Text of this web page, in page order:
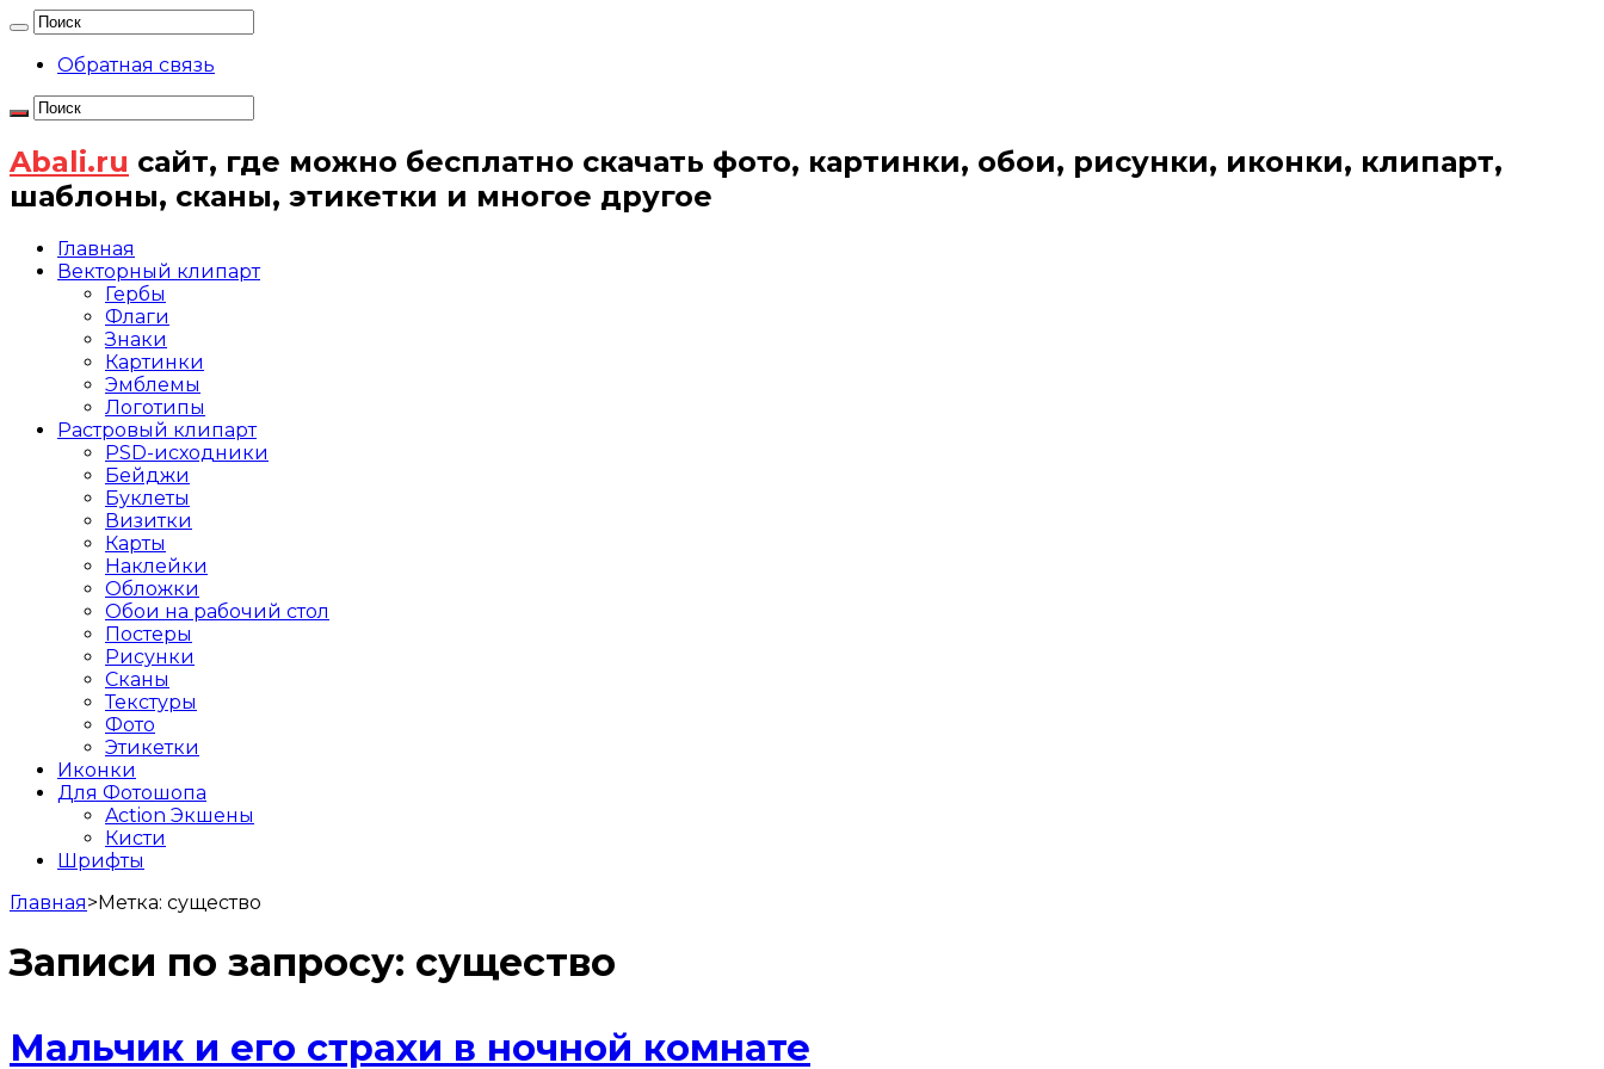
Обратная связь
Abali.ru сайт, где можно бесплатно скачать фото, картинки, обои, рисунки, иконки, клипарт,
шаблоны, сканы, этикетки и многое другое
Главная
Векторный клипарт
Гербы
Флаги
Знаки
Картинки
Эмблемы
Логотипы
Растровый клипарт
PSD-исходники
Бейджи
Буклеты
Визитки
Карты
Наклейки
Обложки
Обои на рабочий стол
Постеры
Рисунки
Сканы
Текстуры
Фото
Этикетки
Иконки
Для Фотошопа
Action Экшены
Кисти
Шрифты
Главная>Метка: существо
Записи по запросу: существо
Мальчик и его страхи в ночной комнате